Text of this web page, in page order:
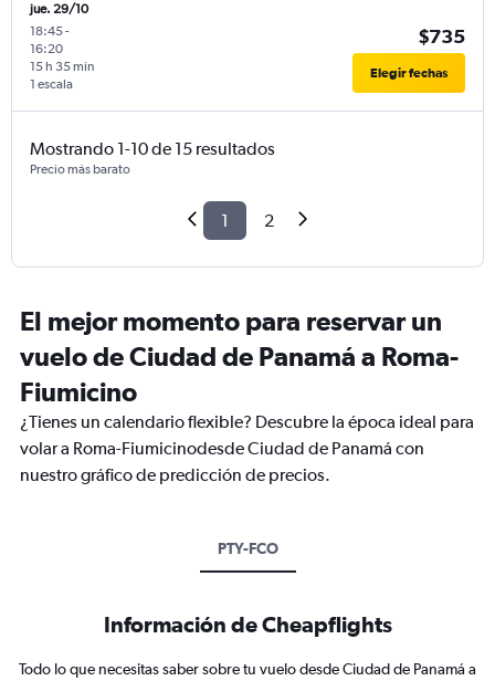
jue. 29/10
18:45-
16:20
1 escala
15 h 35 min
$735
Elegir fechas
Mostrando 1-10 de 15 resultados
Precio más barato
1 2
El mejor momento para reservar un
vuelo de Ciudad de Panamá a Roma-
Fiumicino
¿Tienes un calendario flexible? Descubre la época ideal para
volar a Roma-Fiumicinodesde Ciudad de Panamá con
nuestro gráfico de predicción de precios.
PTY-FCO
Información de Cheapflights
Todo lo que necesitas saber sobre tu vuelo desde Ciudad de Panamá a